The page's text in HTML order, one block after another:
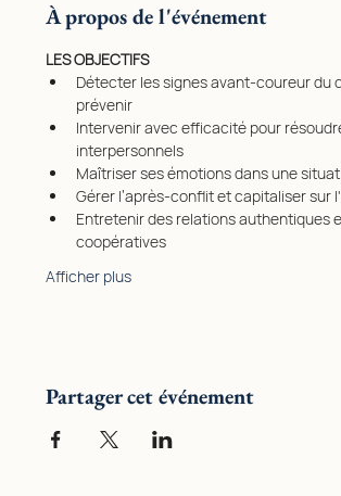
À propos de l'événement
LES OBJECTIFS
Détecter les signes avant-coureur du
prévenir
Intervenir avec efficacité pour
interpersonnels
Maîtriser ses émotions dans une
Gérer l’après-conflit et capitaliser sur
Entretenir des relations authentiques
coopératives
Afficher plus
Partager cet événement